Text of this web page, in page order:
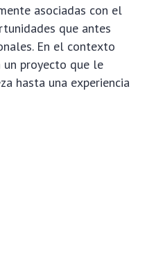
asociadas con el
que antes
En el contexto
proyecto que le
hasta una experiencia